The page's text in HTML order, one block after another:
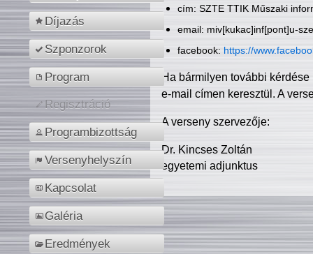
Díjazás
Szponzorok
Program
Regisztráció
Programbizottság
Versenyhelyszín
Kapcsolat
Galéria
Eredmények
cím: SZTE TTIK Műszaki
email: miv[kukac]inf[pont]u-
facebook: https://
Ha bármilyen további
e-mail címen keresztül. A
A verseny szervezője:
Dr. Kincses Zoltán
egyetemi adjunktus